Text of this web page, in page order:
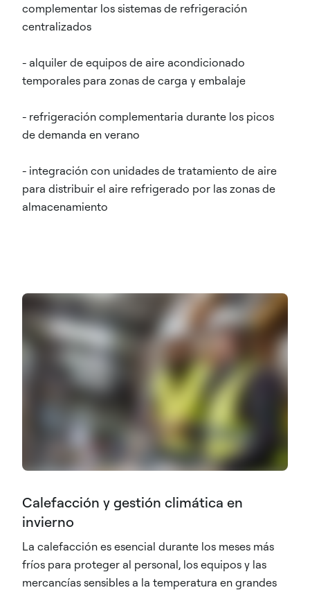
complementar los sistemas de refrigeración
centralizados
- alquiler de equipos de aire acondicionado
temporales para zonas de carga y embalaje
- refrigeración complementaria durante los picos
de demanda en verano
- integración con unidades de tratamiento de aire
para distribuir el aire refrigerado por las zonas de
almacenamiento
Calefacción y gestión climática en
invierno
La calefacción es esencial durante los meses más
fríos para proteger al personal, los equipos y las
mercancías sensibles a la temperatura en grandes